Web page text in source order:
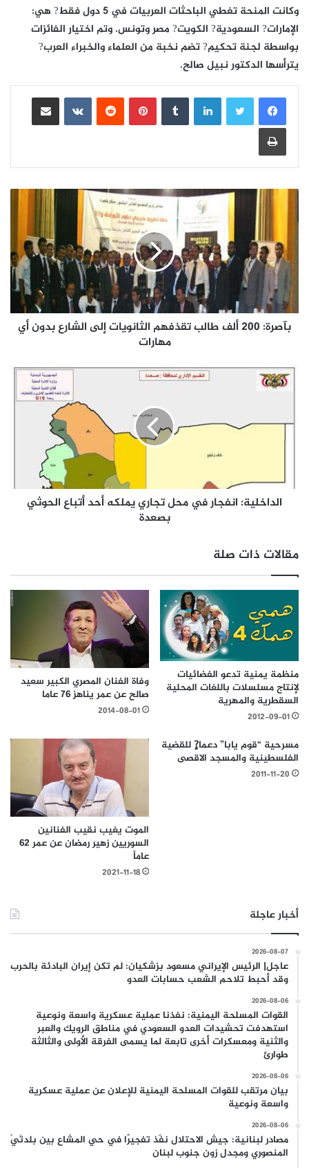
وكانت المنحة تغطي الباحثات العربيات في 5 دول فقط? هي:
الإمارات? السعودية? الكويت? مصر وتونس. وتم اختيار الفائزات
بواسطة لجنة تحكيم? تضم نخبة من العلماء والخبراء العرب?
يترأسها الدكتور نبيل صالح.
لينكدإن بينتيريست
مشاركة عبر البريد
طباعة
بآصرة: 200 ألف طالب تقذفهم الثانويات إلى الشارع بدون أي
مهارات
الداخلية: انفجار في محل تجاري يملكه أحد أتباع الحوثي
بصعدة
مقالات ذات صلة
منظمة يمنية تدعو الفضائيات
لإنتاج مسلسلات باللغات المحلية
السقطرية والمهرية
2012-09-01
وفاة الفنان المصري الكبير سعيد
صالح عن عمر يناهز 76 عاما
2014-08-01
مسرحية “قوم يابا” دعما?ٍ للقضية
الفلسطينية والمسجد الاقصى
2011-11-20
الموت يغيب نقيب الفنانين
السوريين زهير رمضان عن عمر 62
عاماً
2021-11-18
أخبار عاجلة
2026-08-07
عاجل| الرئيس الإيراني مسعود بزشكيان: لم تكن إيران البادئة بالحرب
وقد أحبط تلاحم الشعب حسابات العدو
2026-08-06
القوات المسلحة اليمنية: نفذنا عملية عسكرية واسعة ونوعية
استهدفت تحشيدات العدو السعودي في مناطق الرويك والعبر
والثنية ومعسكرات أخرى تابعة لما يسمى الفرقة الأولى والثالثة
طوارئ
2026-08-06
بيان مرتقب للقوات المسلحة اليمنية للإعلان عن عملية عسكرية
واسعة ونوعية
2026-08-06
مصادر لبنانية: جيش الاحتلال نفّذ تفجيرًا في حي المشاع بين بلدتَيْ
المنصوري ومجدل زون جنوب لبنان